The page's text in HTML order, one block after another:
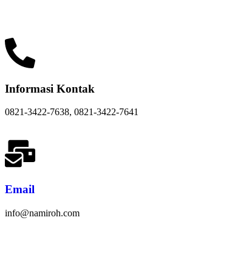
Informasi Kontak
0821-3422-7638, 0821-3422-7641
Email
info@namiroh.com